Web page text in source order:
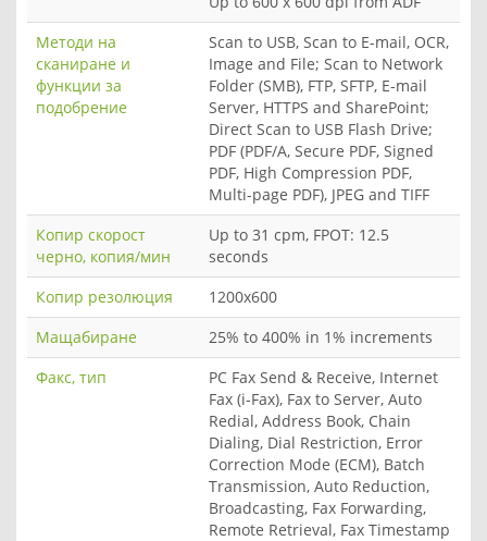
Методи на
сканиране и
функции за
подобрение
Scan to USB, Scan to E-mail, OCR,
Image and File; Scan to Network
Folder (SMB), FTP, SFTP, E-mail
Server, HTTPS and SharePoint;
Direct Scan to USB Flash Drive;
PDF (PDF/A, Secure PDF, Signed
PDF, High Compression PDF,
Multi-page PDF), JPEG and TIFF
Копир скорост
черно, копия/мин
Up to 31 cpm, FPOT: 12.5
seconds
Копир резолюция
1200x600
Мащабиране
25% to 400% in 1% increments
Факс, тип
PC Fax Send & Receive, Internet
Fax (i-Fax), Fax to Server, Auto
Redial, Address Book, Chain
Dialing, Dial Restriction, Error
Correction Mode (ECM), Batch
Transmission, Auto Reduction,
Broadcasting, Fax Forwarding,
Remote Retrieval, Fax Timestamp